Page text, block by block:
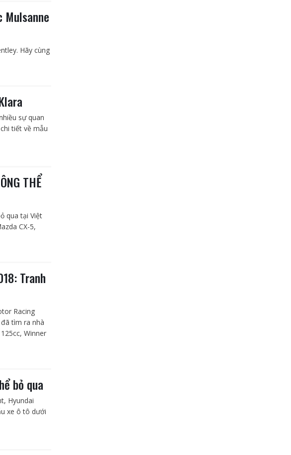
Mulsanne
Hãy cùng
sự quan
tiết về mẫu
THỂ
qua tại Việt
CX-5,
Tranh
Racing
tìm ra nhà
Winner
bỏ qua
Hyundai
xe ô tô dưới